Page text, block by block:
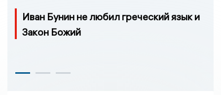
Иван Бунин не любил греческий язык и
Закон Божий